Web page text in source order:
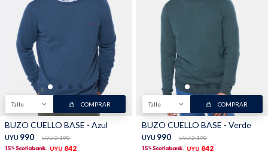
Talle COMPRAR
BUZO CUELLO BASE - Azul
UYU 990 UYU 2.190
UYU 842
Talle COMPRAR
BUZO CUELLO BASE - Verde
UYU 990 UYU 2.190
UYU 842